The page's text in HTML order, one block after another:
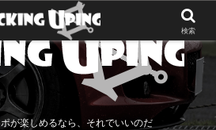
が楽しめるなら、それでいいのだ
検索